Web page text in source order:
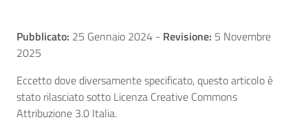
Pubblicato: 25 Gennaio 2024 - Revisione: 5 Novembre
2025
Eccetto dove diversamente specificato, questo articolo è
stato rilasciato sotto Licenza Creative Commons
Attribuzione 3.0 Italia.